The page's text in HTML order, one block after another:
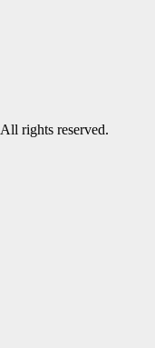
All rights reserved.